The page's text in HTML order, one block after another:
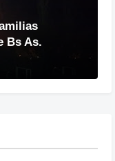
Bs As.